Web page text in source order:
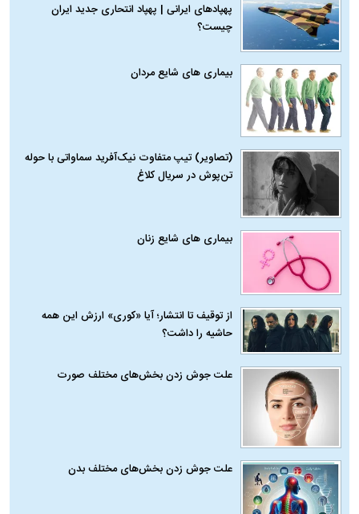
پهپادهای ایرانی | پهپاد انتحاری جدید ایران
چیست؟
بیماری‌ های شایع مردان
(تصاویر) تیپ متفاوت نیک‌آفرید سماواتی با حوله
تن‌پوش در سریال کلاغ
بیماری‌ های شایع زنان
از توقیف تا انتشار؛ آیا «کوری» ارزش این همه
حاشیه را داشت؟
علت جوش زدن بخش‌های مختلف صورت
علت جوش زدن بخش‌های مختلف بدن